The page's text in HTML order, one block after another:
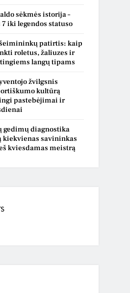
sėkmės istorija –
iki legendos statuso
patirtis: kaip
roletus, žaliuzes ir
langų tipams
žvilgsnis
kultūrą
pastebėjimai ir
gedimų diagnostika
kiekvienas savininkas
kviesdamas meistrą